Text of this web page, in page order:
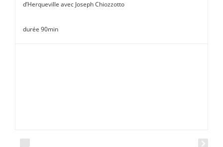
d’Herqueville avec Joseph Chiozzotto
durée 90min